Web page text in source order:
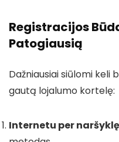
Registracijos
Patogiausią
Dažniausiai siūlomi keli
gautą lojalumo kortelę:
Internetu per